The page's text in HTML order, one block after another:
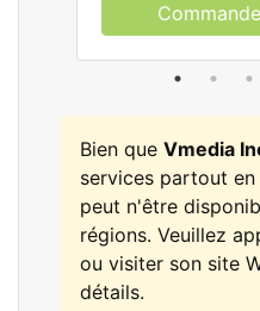
Bien que Vmedia
services partout en
peut n'être
régions. Veuillez
ou visiter son site
détails.